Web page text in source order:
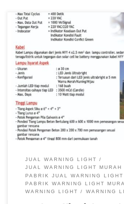
Jual Traffic Light, Pabrik Traffic
Traffic Light Murah, Jual Lampu
Lintas Murah Pabrik Warning Light
SNI Harga Murah Pabrik Rambu –
satu produk keamanan yang
peringatan kepada para pengguna
JUAL WARNING LIGHT
JUAL WARNING LIGHT MURAH
PABRIK JUAL WARNING LIGHT
PABRIK WARNING LIGHT
WARNING LIGHT
WARNING